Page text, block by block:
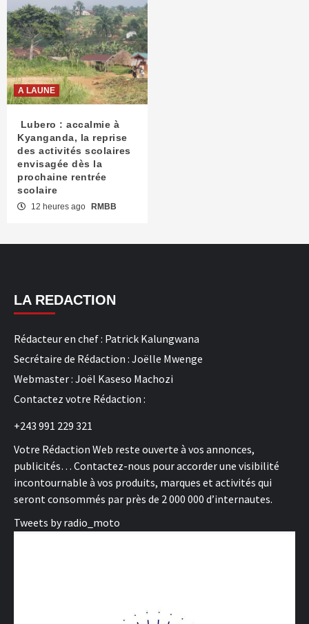
A LAUNE
Lubero : accalmie à
Kyanganda, la reprise
des activités scolaires
envisagée dès la
prochaine rentrée
scolaire
12 heures ago RMBB
LA REDACTION
Rédacteur en chef : Patrick Kalungwana
Secrétaire de Rédaction : Joëlle Mwenge
Webmaster : Joël Kaseso Machozi
Contactez votre Rédaction :
+243 991 229 321
Votre Rédaction Web reste ouverte à vos annonces,
publicités… Contactez-nous pour accorder une visibilité
incontournable à vos produits, marques et activités qui
seront consommés par près de 2 000 000 d’internautes.
Tweets by radio_moto